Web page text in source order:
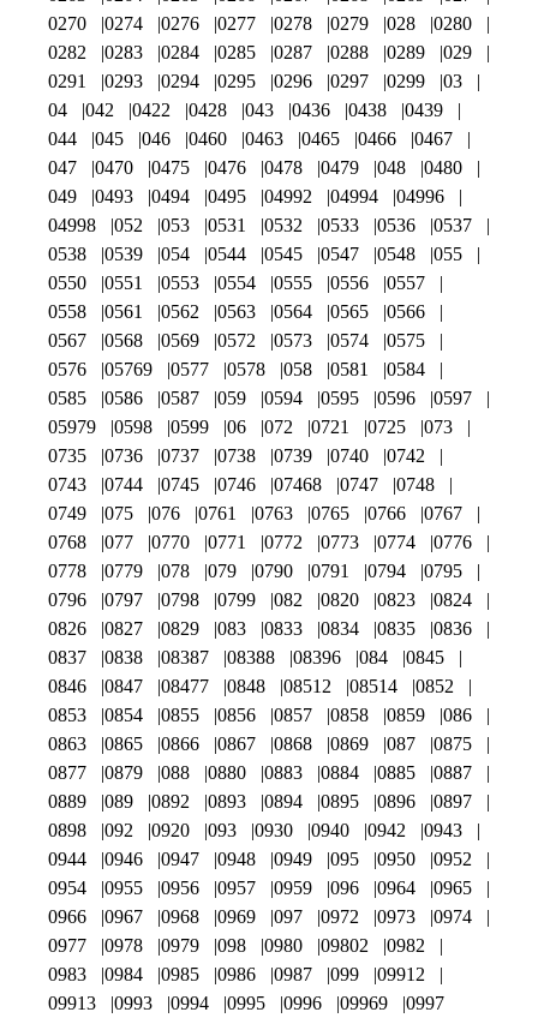
0270
0274 0276 0277 0278 0279 028
0280
0282
0283 0284 0285 0287 0288 0289
029
0291
0293 0294 0295 0296 0297 0299
03
04
042 0422 0428 043 0436 0438
0439
044
045 046 0460 0463 0465 0466
0467
047
0470 0475 0476 0478 0479 048
0480
049
0493 0494 0495 04992 04994
04996
04998
052 053 0531 0532 0533 0536
0537
0538
0539 054 0544 0545 0547 0548
055
0550
0551 0553 0554 0555 0556
0557
0558
0561 0562 0563 0564 0565
0566
0567
0568 0569 0572 0573 0574
0575
0576
05769 0577 0578 058 0581
0584
0585
0586 0587 059 0594 0595 0596
0597
05979
0598 0599 06 072 0721 0725
073
0735
0736 0737 0738 0739 0740
0742
0743
0744 0745 0746 07468 0747
0748
0749
075 076 0761 0763 0765 0766
0767
0768
077 0770 0771 0772 0773 0774
0776
0778
0779 078 079 0790 0791 0794
0795
0796
0797 0798 0799 082 0820 0823
0824
0826
0827 0829 083 0833 0834 0835
0836
0837
0838 08387 08388 08396 084
0845
0846
0847 08477 0848 08512 08514
0852
0853
0854 0855 0856 0857 0858 0859
086
0863
0865 0866 0867 0868 0869 087
0875
0877
0879 088 0880 0883 0884 0885
0887
0889
089 0892 0893 0894 0895 0896
0897
0898
092 0920 093 0930 0940 0942
0943
0944
0946 0947 0948 0949 095 0950
0952
0954
0955 0956 0957 0959 096 0964
0965
0966
0967 0968 0969 097 0972 0973
0974
0977
0978 0979 098 0980 09802
0982
0983
0984 0985 0986 0987 099
09912
09913
0993 0994 0995 0996 09969 0997